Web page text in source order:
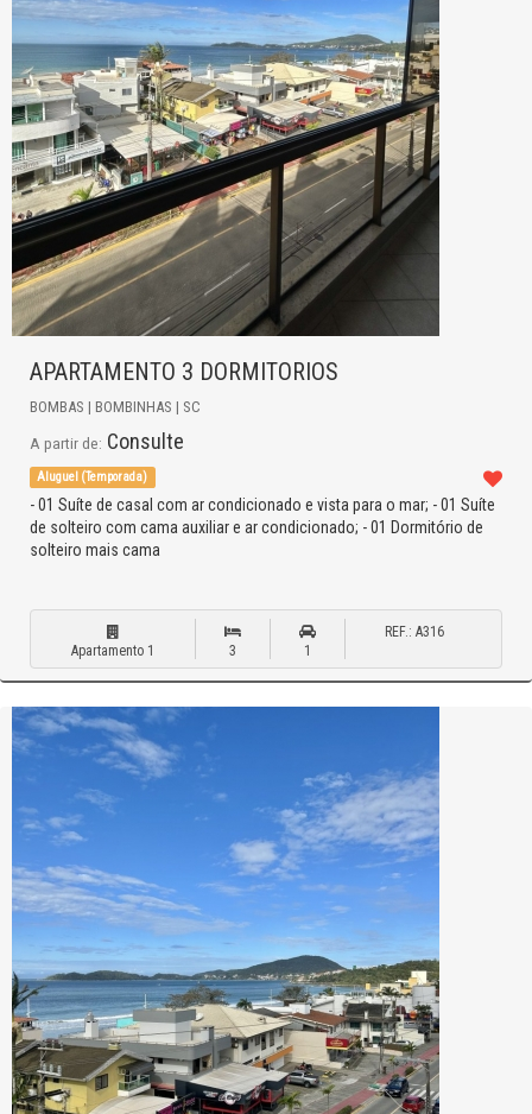
APARTAMENTO 3 DORMITORIOS
BOMBAS | BOMBINHAS | SC
A partir de: Consulte
Aluguel (Temporada)
- 01 Suíte de casal com ar condicionado e vista para o mar; - 01 Suíte
de solteiro com cama auxiliar e ar condicionado; - 01 Dormitório de
solteiro mais cama
Apartamento 1 3 1
REF.: A316